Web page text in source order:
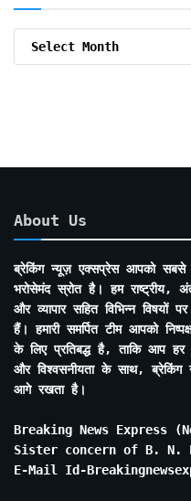
About Us
ब्रेकिंग न्यूज़ एक्सप्रेस आपको
भरोसेमंद स्रोत है। हम राष्ट्रीय,
और व्यापार सहित विभिन्न विषयों
हैं। हमारी समर्पित टीम आपको
के लिए प्रतिबद्ध है, ताकि आप
और विश्वसनीयता के साथ,
आगे रखता है।
Breaking News Express
Sister concern of B. N.
E-Mail Id-